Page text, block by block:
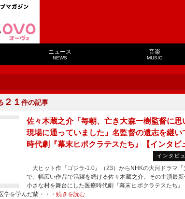
ニュース
NEWS
音楽
MUSIC
２１ 件の記事
佐々木蔵之介「毎朝、亡き大森一樹監督に思
現場に通っていました」名監督の遺志を継い
時代劇『幕末ヒポクラテスたち』【インタビ
インタビ
大ヒット作『ゴジラ-1.0』（23）からNHKの大河ドラマ「
で、幅広い作品で活躍を続ける佐々木蔵之介。その主演最
小さな村を舞台にした医療時代劇『幕末ヒポクラテスたち』
学を学んだ蘭・・・ 続きを読む